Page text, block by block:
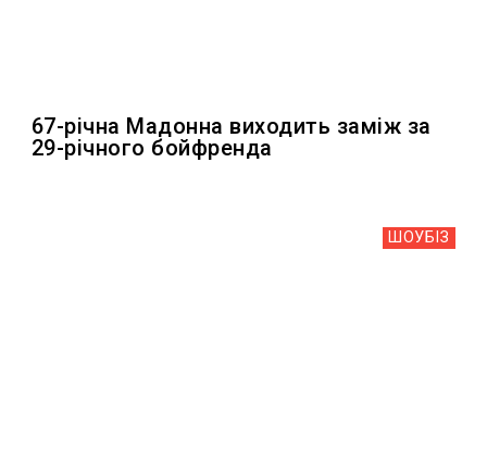
67-річна Мадонна виходить заміж за
29-річного бойфренда
ШОУБIЗ